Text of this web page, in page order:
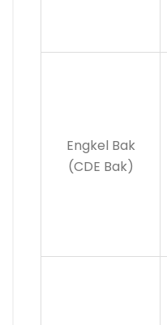
Engkel Bak
(CDE Bak)